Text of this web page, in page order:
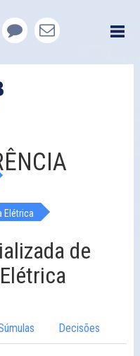
Elétrica
de
Decisões